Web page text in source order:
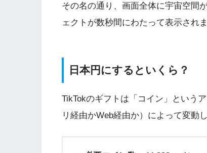
その名の通り、画面全体に宇宙空間
ェクトが数秒間にわたって表示され
日本円にするといくら？
TikTokのギフトは「コイン」という
リ経由かWeb経由か）によって変動